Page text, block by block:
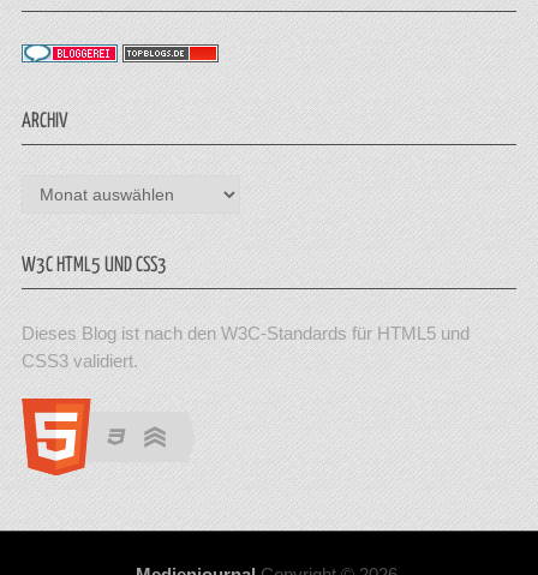
ARCHIV
Archiv
W3C HTML5 UND CSS3
Dieses Blog ist nach den W3C-Standards für HTML5 und
CSS3 validiert.